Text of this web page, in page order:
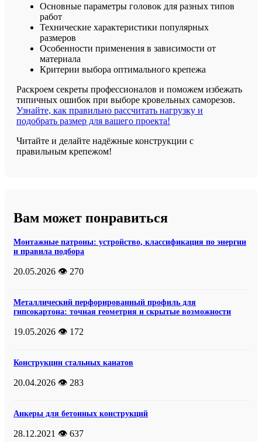
Основные параметры головок для разных типов
работ
Технические характеристики популярных
размеров
Особенности применения в зависимости от
материала
Критерии выбора оптимального крепежа
Раскроем секреты профессионалов и поможем избежать
типичных ошибок при выборе кровельных саморезов.
Узнайте, как правильно рассчитать нагрузку и
подобрать размер для вашего проекта!
Читайте и делайте надёжные конструкции с
правильным крепежом!
Вам может понравиться
Монтажные патроны: устройство, классификация по энергии
и правила подбора
20.05.2026 👁️ 270
Металлический перфорированный профиль для
гипсокартона: точная геометрия и скрытые возможности
19.05.2026 👁️ 172
Конструкции стальных канатов
20.04.2026 👁️ 283
Анкеры для бетонных конструкций
28.12.2021 👁️ 637